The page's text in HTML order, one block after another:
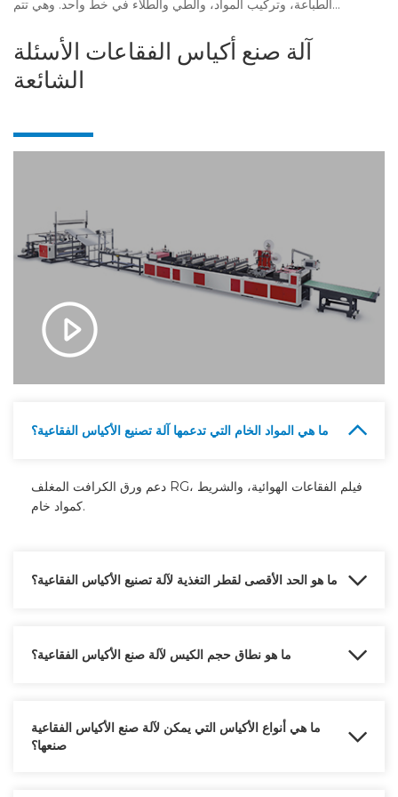
الطباعة، وتركيب المواد، والطي والطلاء في خط واحد. وهي تتم...
آلة صنع أكياس الفقاعات الأسئلة
الشائعة
ما هي المواد الخام التي تدعمها آلة تصنيع الأكياس الفقاعية؟
دعم ورق الكرافت المغلف RG، فيلم الفقاعات الهوائية، والشريط
كمواد خام.
ما هو الحد الأقصى لقطر التغذية لآلة تصنيع الأكياس الفقاعية؟
ما هو نطاق حجم الكيس لآلة صنع الأكياس الفقاعية؟
ما هي أنواع الأكياس التي يمكن لآلة صنع الأكياس الفقاعية
صنعها؟